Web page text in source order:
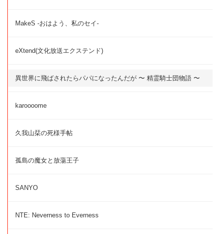
MakeS -おはよう、私のセイ-
eXtend(文化放送エクステンド)
異世界に飛ばされたらパパになったんだが 〜 精霊騎士団物語 〜
karoooome
久我山栞の死様手帖
孤島の魔女と放蕩王子
SANYO
NTE: Neverness to Everness